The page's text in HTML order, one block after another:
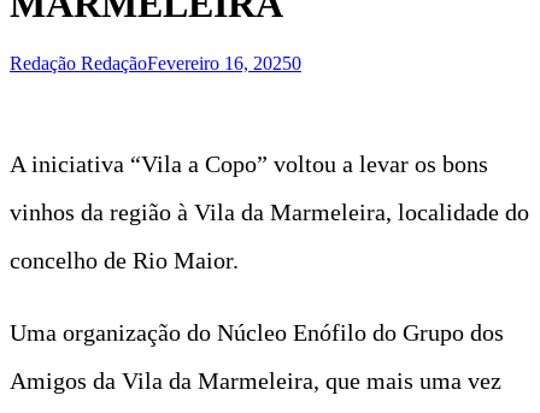
Redação RedaçãoFevereiro 16, 20250
A iniciativa “Vila a Copo” voltou a levar os bons
vinhos da região à Vila da Marmeleira, localidade do
concelho de Rio Maior.
Uma organização do Núcleo Enófilo do Grupo dos
Amigos da Vila da Marmeleira, que mais uma vez